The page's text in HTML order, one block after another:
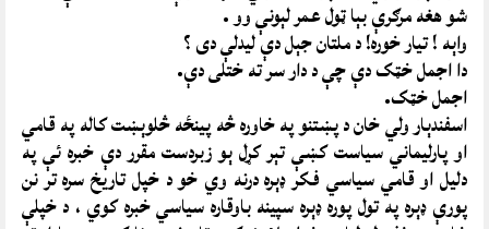
شو هغه مرګرې بېا ټول عمر لېونې وو .
واېه ! تیار خوره! د ملتان جېل دې ليدلې دی ؟
دا اجمل خټک دې چې د دار سر ته ختلی دې.
اجمل خټک.
اسفندېار ولي خان د پښتنو په خاوره څه پينځه څلوېښت کاله په قامي
او پارلیماني سياست کښې تېر کړل ېو زبردست مقرر دې خبره ئې په
دليل او قامي سياسي فکر ډېره درنه وي خو د خپل تاريخ سره تر نن
پورې ډېره په تول پوره ډېره سپينه باوقاره سياسي خبره کوي ، د خپلې